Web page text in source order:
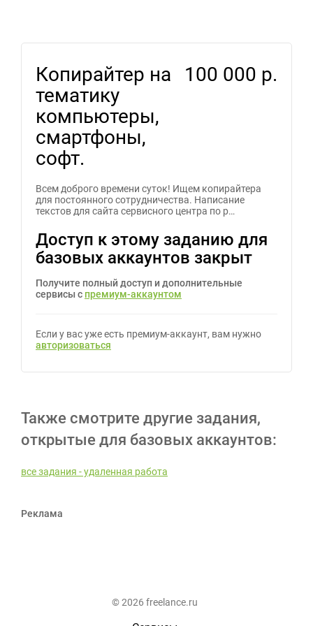
Копирайтер на
тематику
компьютеры,
смартфоны,
софт.
100 000 р.
Всем доброго времени суток! Ищем копирайтера
для постоянного сотрудничества. Написание
текстов для сайта сервисного центра по р…
Доступ к этому заданию для
базовых аккаунтов закрыт
Получите полный доступ и дополнительные
сервисы с премиум-аккаунтом
Если у вас уже есть премиум-аккаунт, вам нужно
авторизоваться
Также смотрите другие задания,
открытые для базовых аккаунтов:
все задания - удаленная работа
Реклама
© 2026 freelance.ru